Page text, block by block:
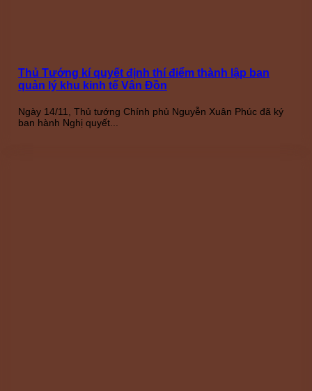
Thủ Tướng kí quyết định thí điểm thành lập ban
quản lý khu kinh tế Vân Đồn
Ngày 14/11, Thủ tướng Chính phủ Nguyễn Xuân Phúc đã ký
ban hành Nghị quyết...